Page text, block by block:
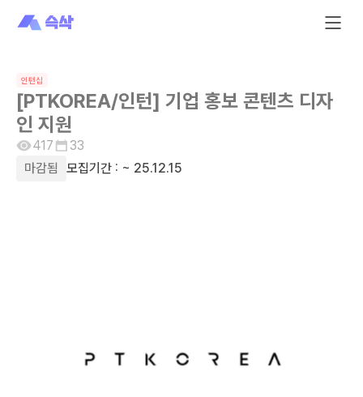
인턴십
[PTKOREA/인턴] 기업 홍보 콘텐츠 디자
인 지원
417
33
마감됨
모집기간 : ~ 25.12.15